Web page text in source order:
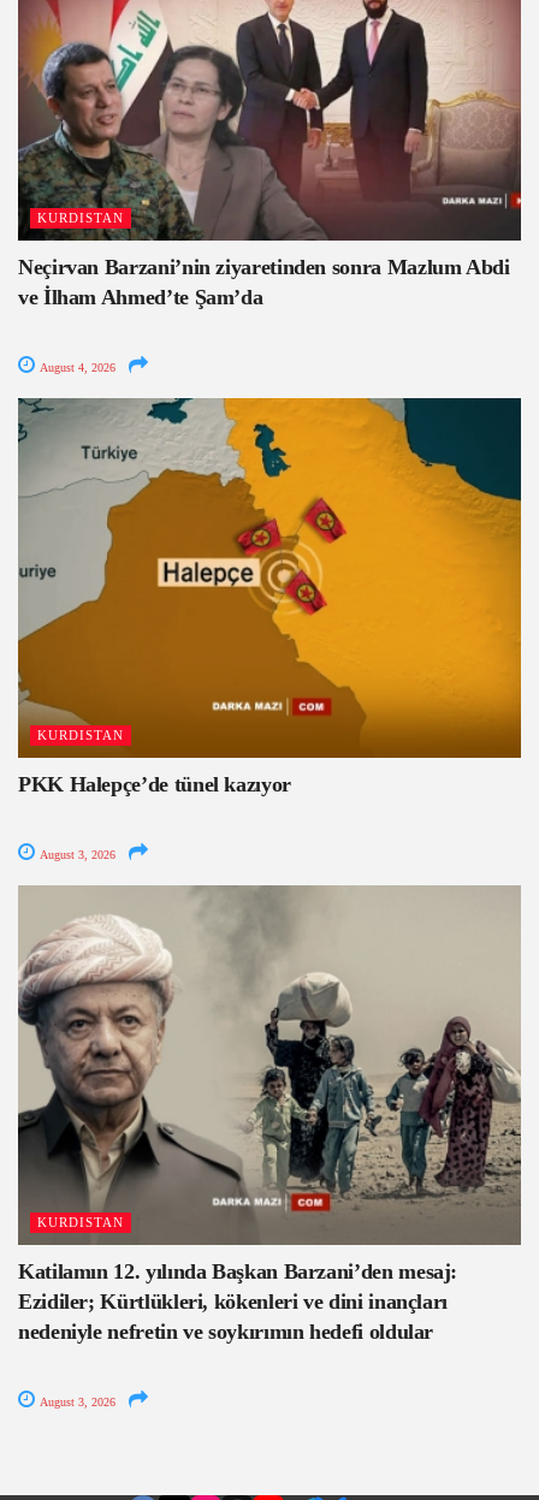
KURDISTAN
Neçirvan Barzani’nin ziyaretinden sonra Mazlum Abdi
ve İlham Ahmed’te Şam’da
August 4, 2026
KURDISTAN
PKK Halepçe’de tünel kazıyor
August 3, 2026
KURDISTAN
Katilamın 12. yılında Başkan Barzani’den mesaj:
Ezidiler; Kürtlükleri, kökenleri ve dini inançları
nedeniyle nefretin ve soykırımın hedefi oldular
August 3, 2026